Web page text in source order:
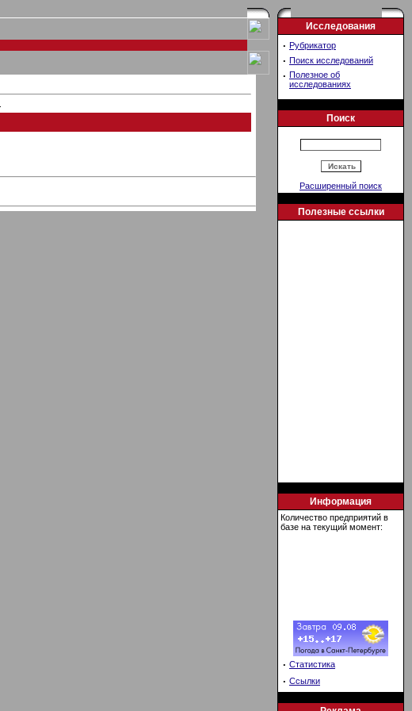
Исследования
· Рубрикатор
· Поиск исследований
· Полезное об
исследованиях
Поиск
Расширенный поиск
Полезные ссылки
Информация
Количество предприятий в
базе на текущий момент:
· Статистика
· Ссылки